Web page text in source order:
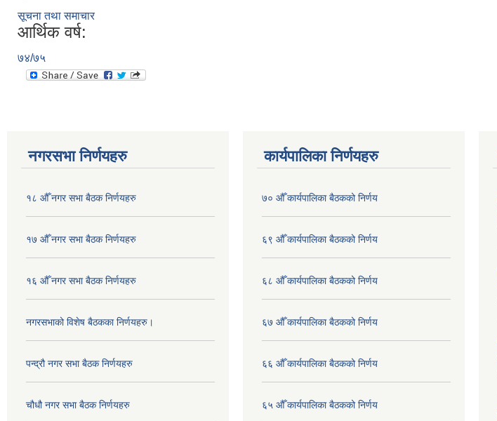
सूचना तथा समाचार
आर्थिक वर्ष:
७४/७५
नगरसभा निर्णयहरु
१८ औँ नगर सभा बैठक निर्णयहरु
१७ औँ नगर सभा बैठक निर्णयहरु
१६ औँ नगर सभा बैठक निर्णयहरु
नगरसभाको विशेष बैठकका निर्णयहरु।
पन्द्रौ नगर सभा बैठक निर्णयहरु
चौधौ नगर सभा बैठक निर्णयहरु
कार्यपालिका निर्णयहरु
७० औँ कार्यपालिका बैठकको निर्णय
६९ औँ कार्यपालिका बैठकको निर्णय
६८ औँ कार्यपालिका बैठकको निर्णय
६७ औँ कार्यपालिका बैठकको निर्णय
६६ औँ कार्यपालिका बैठकको निर्णय
६५ औँ कार्यपालिका बैठकको निर्णय